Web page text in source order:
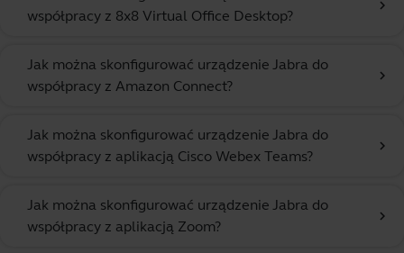
współpracy z 8x8 Virtual Office Desktop?
chevron_right
Jak można skonfigurować urządzenie Jabra do
współpracy z Amazon Connect?
chevron_right
Jak można skonfigurować urządzenie Jabra do
współpracy z aplikacją Cisco Webex Teams?
chevron_right
Jak można skonfigurować urządzenie Jabra do
współpracy z aplikacją Zoom?
chevron_right